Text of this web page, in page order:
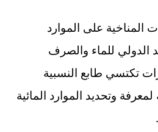
المناخية على الموارد
الدولي للماء والصرف
تكتسي طابع النسبية
وتحديد الموارد المائية
.